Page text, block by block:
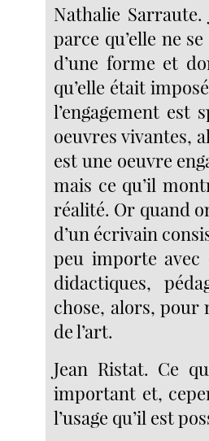
Nathalie
parce qu’elle ne
d’une forme et
qu’elle était
l’engagement est
oeuvres vivantes,
est une oeuvre
mais ce qu’il
réalité. Or quand
d’un écrivain
peu importe avec
didactiques,
chose, alors, pour
de l’art.
Jean Ristat. Ce
important et,
l’usage qu’il est